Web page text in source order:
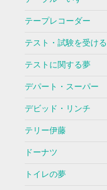
テープレコーダー
テスト・試験を受ける
テストに関する夢
デパート・スーパー
デビッド・リンチ
テリー伊藤
ドーナツ
トイレの夢